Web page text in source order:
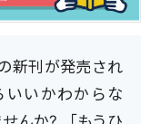
新刊が発売され
いいかわからな